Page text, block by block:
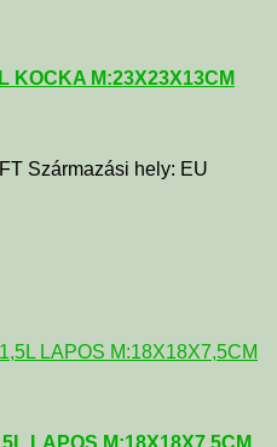
KOCKA M:23X23X13CM
Származási hely: EU
LAPOS M:18X18X7,5CM